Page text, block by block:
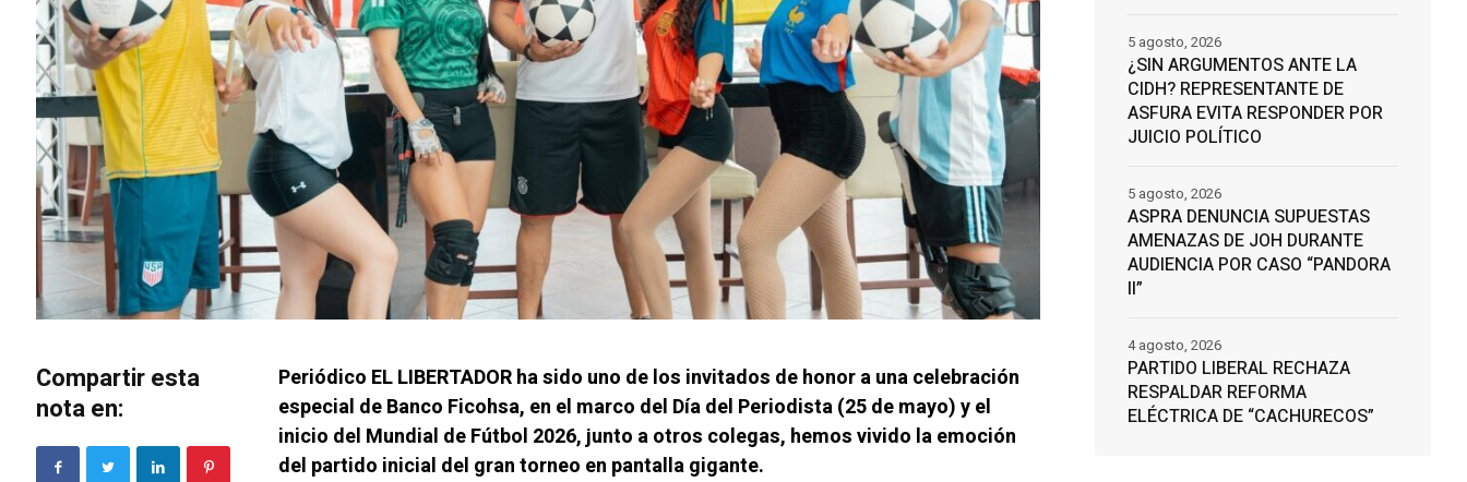
Compartir esta
nota en:
Periódico EL LIBERTADOR ha sido uno de los invitados de honor a una celebración
especial de Banco Ficohsa, en el marco del Día del Periodista (25 de mayo) y el
inicio del Mundial de Fútbol 2026, junto a otros colegas, hemos vivido la emoción
del partido inicial del gran torneo en pantalla gigante.
¿SIN ARGUMENTOS ANTE LA
CIDH? REPRESENTANTE DE
ASFURA EVITA RESPONDER POR
JUICIO POLÍTICO
5 agosto, 2026
ASPRA DENUNCIA SUPUESTAS
AMENAZAS DE JOH DURANTE
AUDIENCIA POR CASO “PANDORA
II”
5 agosto, 2026
PARTIDO LIBERAL RECHAZA
RESPALDAR REFORMA
ELÉCTRICA DE “CACHURECOS”
4 agosto, 2026